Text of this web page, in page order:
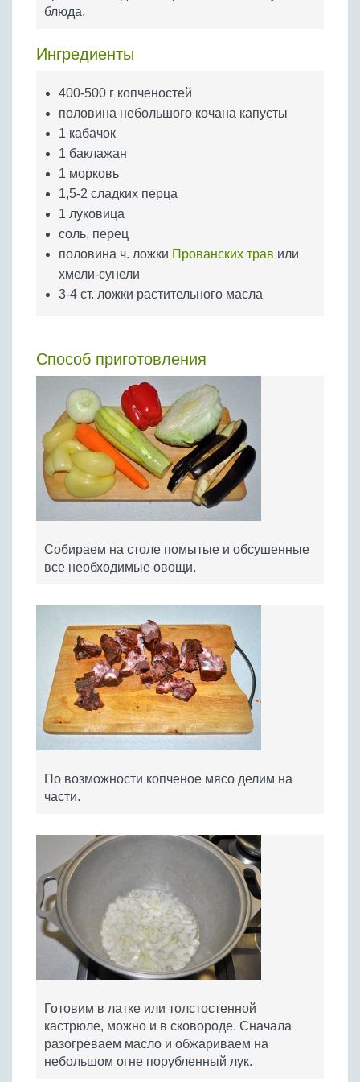
Бобовые
Крупы
блюда.
Ингредиенты
400-500 г копченостей
половина небольшого кочана капусты
1 кабачок
1 баклажан
1 морковь
1,5-2 сладких перца
1 луковица
соль, перец
половина ч. ложки Прованских трав или
хмели-сунели
3-4 ст. ложки растительного масла
Способ приготовления
Собираем на столе помытые и обсушенные
все необходимые овощи.
По возможности копченое мясо делим на
части.
Готовим в латке или толстостенной
кастрюле, можно и в сковороде. Сначала
разогреваем масло и обжариваем на
небольшом огне порубленный лук.